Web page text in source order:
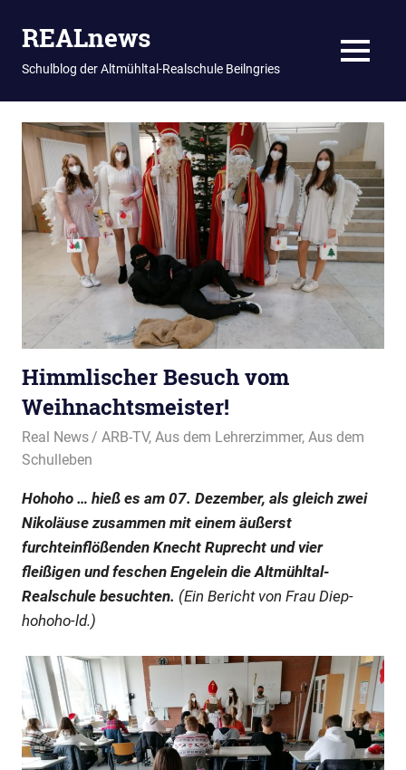
Inhalt
springen
REALnews
Schulblog der Altmühltal-Realschule Beilngries MENU
Himmlischer Besuch vom
Weihnachtsmeister!
20. Dezember 2021
Real News ARB-TV,Aus dem Lehrerzimmer,Aus dem
Schulleben
Hohoho … hieß es am 07. Dezember, als gleich zwei
Nikoläuse zusammen mit einem äußerst
furchteinflößenden Knecht Ruprecht und vier
fleißigen und feschen Engelein die Altmühltal-
Realschule besuchten. (Ein Bericht von Frau Diep-
hohoho-ld.)